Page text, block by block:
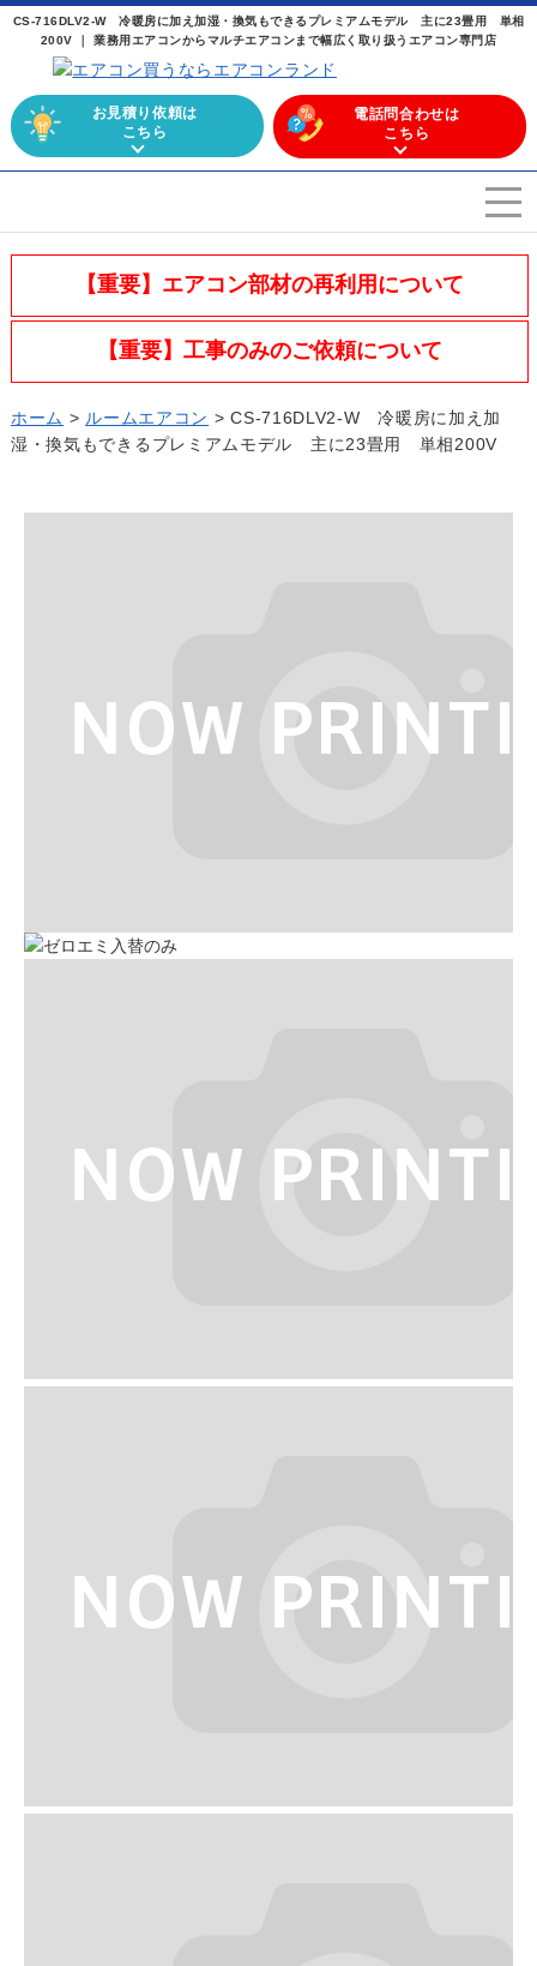
CS-716DLV2-W 冷暖房に加え加湿・換気もできるプレミアムモデル 主に23畳用 単相
200V ｜ 業務用エアコンからマルチエアコンまで幅広く取り扱うエアコン専門店
お見積り依頼は
こちら
電話問合わせは
こちら
エアコンを選ぶ
Airconditioner search
店舗案内
施工実績
Work
【重要】エアコン部材の再利用について
【重要】工事のみのご依頼について
ホーム > ルームエアコン >CS-716DLV2-W 冷暖房に加え加
湿・換気もできるプレミアムモデル 主に23畳用 単相200V